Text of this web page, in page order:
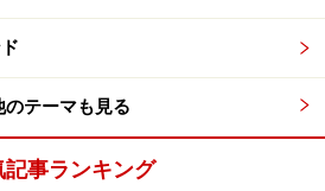
くらにするのかを決めるのが、毎
まさに、国会で2009年度の予算案
です。
各省庁が行う特定の事業に使われ
金の運用はそれぞれの省庁で個別
のテーマも見る
記事ランキング